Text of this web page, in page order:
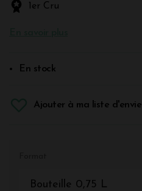
1er Cru
En stock
Ajouter à ma liste d'envie
Bouteille 0,75 L